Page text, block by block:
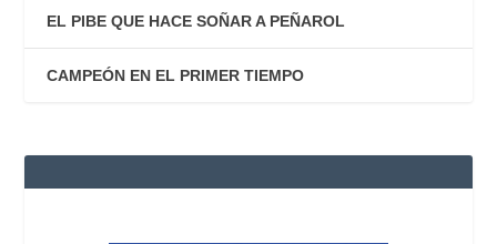
EL PIBE QUE HACE SOÑAR A PEÑAROL
CAMPEÓN EN EL PRIMER TIEMPO